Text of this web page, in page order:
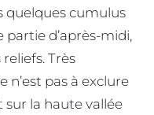
quelques cumulus
d’après-midi,
Très
n’est pas à exclure
sur la haute vallée